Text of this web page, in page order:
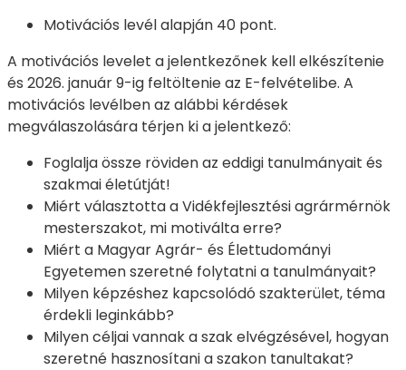
Motivációs levél alapján 40 pont.
A motivációs levelet a jelentkezőnek kell elkészítenie
és 2026. január 9-ig feltöltenie az E-felvételibe. A
motivációs levélben az alábbi kérdések
megválaszolására térjen ki a jelentkező:
Foglalja össze röviden az eddigi tanulmányait és
szakmai életútját!
Miért választotta a Vidékfejlesztési agrármérnök
mesterszakot, mi motiválta erre?
Miért a Magyar Agrár- és Élettudományi
Egyetemen szeretné folytatni a tanulmányait?
Milyen képzéshez kapcsolódó szakterület, téma
érdekli leginkább?
Milyen céljai vannak a szak elvégzésével, hogyan
szeretné hasznosítani a szakon tanultakat?